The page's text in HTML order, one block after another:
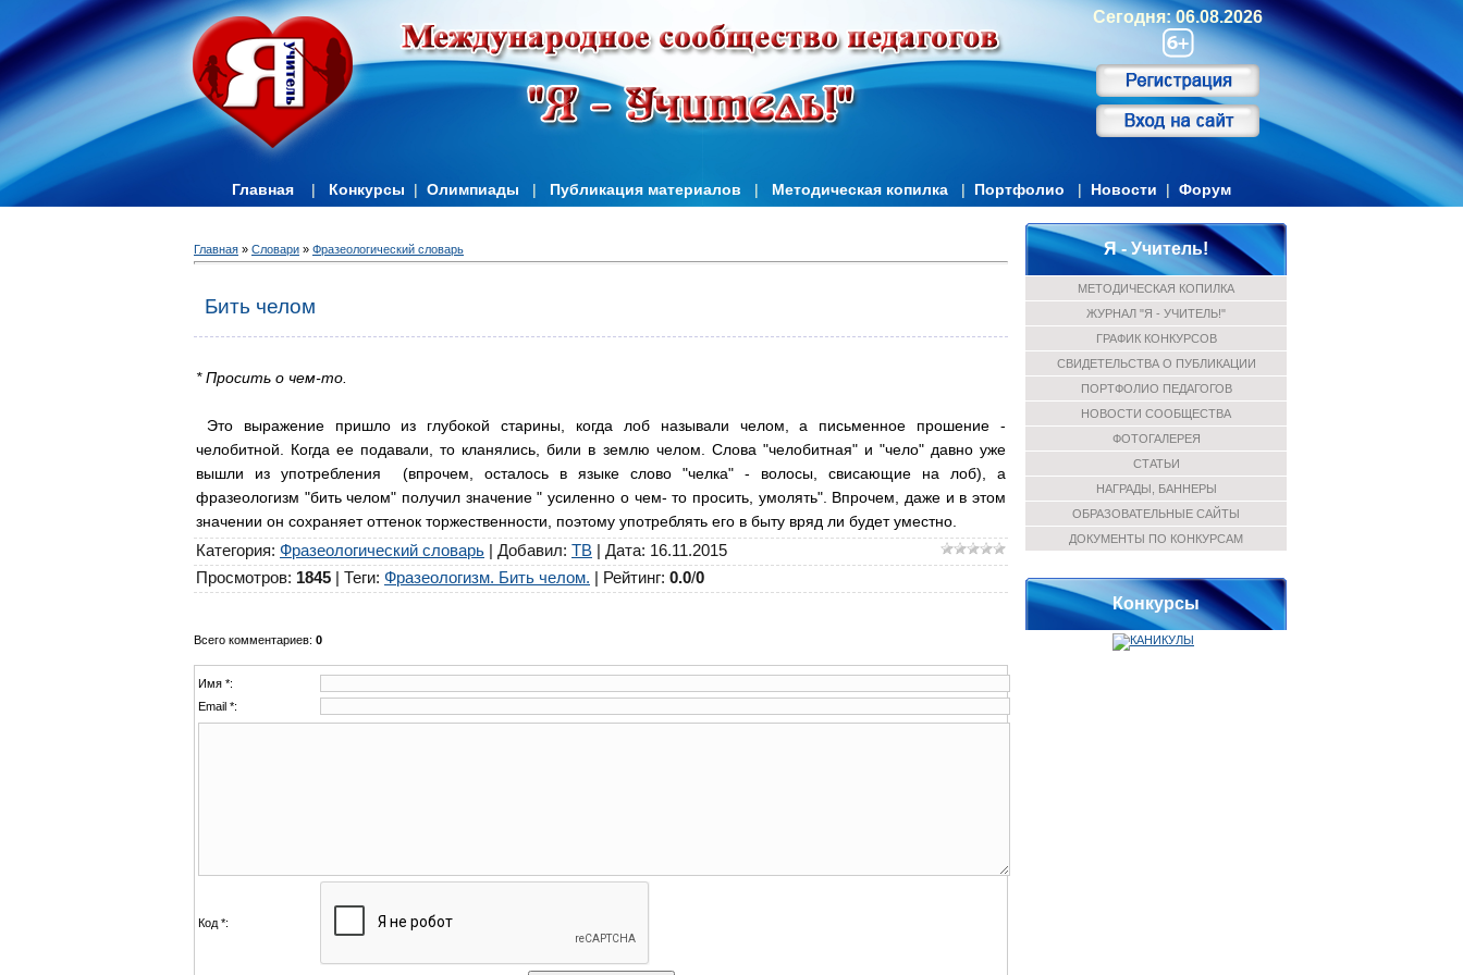
Сегодня: 06.08.2026
Главная | Конкурсы | Олимпиады | Публикация материалов | Методическая копилка | Портфолио | Новости | Форум
Главная » Словари » Фразеологический словарь
Бить челом
* Просить о чем-то.
Это выражение пришло из глубокой старины, когда лоб называли челом, а письменное прошение -
челобитной. Когда ее подавали, то кланялись, били в землю челом. Слова "челобитная" и "чело" давно уже
вышли из употребления (впрочем, осталось в языке слово "челка" - волосы, свисающие на лоб), а
фразеологизм "бить челом" получил значение " усиленно о чем- то просить, умолять". Впрочем, даже и в этом
значении он сохраняет оттенок торжественности, поэтому употреблять его в быту вряд ли будет уместно.
Категория: Фразеологический словарь Добавил: ТВ | Дата: 16.11.2015
Просмотров: 1845 Теги: Фразеологизм. Бить челом. Рейтинг: 0.0/0
Всего комментариев: 0
Имя *:
Email *:
Код *:
Я - Учитель!
МЕТОДИЧЕСКАЯ КОПИЛКА
ЖУРНАЛ "Я - УЧИТЕЛЬ!"
ГРАФИК КОНКУРСОВ
СВИДЕТЕЛЬСТВА О ПУБЛИКАЦИИ
ПОРТФОЛИО ПЕДАГОГОВ
НОВОСТИ СООБЩЕСТВА
ФОТОГАЛЕРЕЯ
СТАТЬИ
НАГРАДЫ, БАННЕРЫ
ОБРАЗОВАТЕЛЬНЫЕ САЙТЫ
ДОКУМЕНТЫ ПО КОНКУРСАМ
Конкурсы